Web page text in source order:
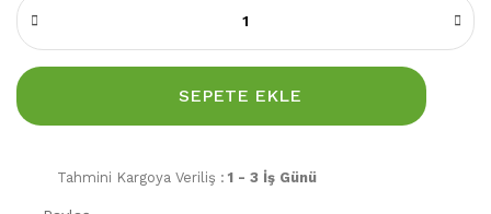
SEPETE EKLE
Tahmini Kargoya Veriliş : 1 - 3 İş Günü